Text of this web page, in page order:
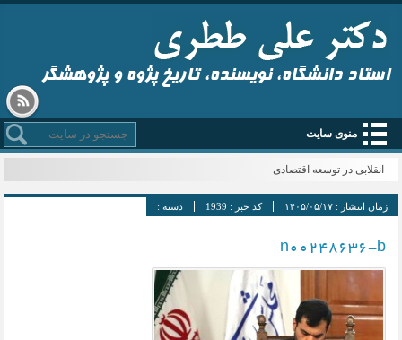
استاد دانشگاه، نویسنده، تاریخ پژوه و پژوهشگر
منوی سایت
انقلابی در توسعه اقتصادی
زمان انتشار :۱۴۰۵/۰۵/۱۷ کد خبر : 1939 دسته :
n00248636-b